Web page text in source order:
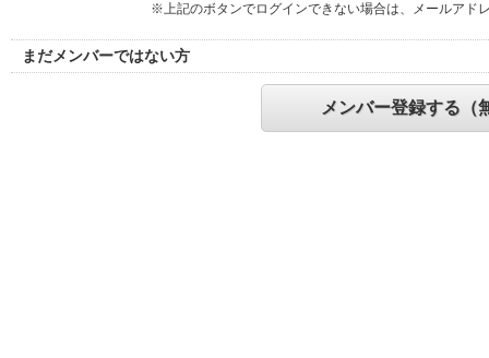
※上記のボタンでログインできない場合は、メールアド
まだメンバーではない方
メンバー登録する（